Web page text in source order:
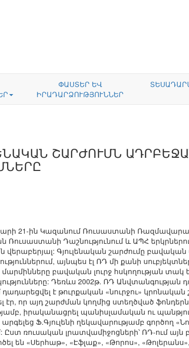
ՓԱՍՏԵՐ ԵՎ
ԻՐԱԴԱՐՁՈՒԹՅՈՒՆՆԵՐ
ՇԱՐԺՈՒՄՆ
21-ին Կազանում Ռուսաստանի
Ռուսաստանի Դաշնությունում և ԱՊՀ
վերաբերյալ: Գյուլենական շարժումը
այնպես էլ ՌԴ մի քանի
բավական լուրջ հսկողության տակ
Դեռևս 2002թ. ՌԴ Անվտանգության
է թուրքական «նուրջու»
էր, որ այդ շարժման կողմից ստեղծված
իրականացրել պանիսլամական ու
Ֆ.Գյուլենի ղեկավարությամբ գործող
ռուսական լրատվամիջոցների՝ ՌԴ-ում
են «Սերհաթ», «Էֆլաք», «Թորոս»,